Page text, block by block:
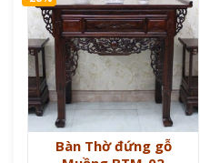
Bàn Thờ đứng gỗ